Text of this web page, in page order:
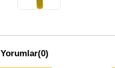
Yorumlar(0)